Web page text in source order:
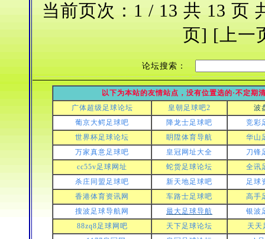
当前页次：1 / 13 共 13 页
页] [上一
论坛搜索：
以下为本站的友情站点，没有位置选的·不定期
广体超级足球论坛
皇朝足球吧2
波
葡京大鳄足球吧
降龙士足球吧
竞彩
世界杯足球论坛
眀陞体育导航
华山
万家真意足球吧
皇冠网址大全
刀锋
cc55v足球网址
蛇货足球论坛
全讯
杀庄同盟足球吧
新天地足球吧
足球
香港体育资讯网
车路士足球吧
高手
搜波足球导航网
最大足球导航
银波
88zq8足球网吧
天下足球论坛
天天